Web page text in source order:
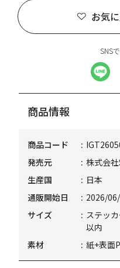
お気
SNS
商品情報
商品コード
発売元
株式会
生産国
日本
通販開始日
2026/
サイズ
ステッ
以内
素材
紙+表面